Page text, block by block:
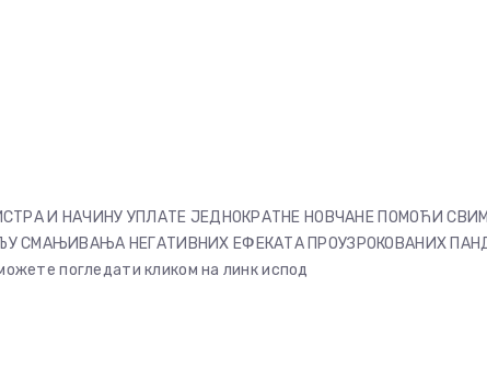
И НАЧИНУ УПЛАТЕ ЈЕДНОКРАТНЕ НОВЧАНЕ ПОМОЋИ
СМАЊИВАЊА НЕГАТИВНИХ ЕФЕКАТА ПРОУЗРОКОВАНИХ
погледати кликом на линк испод